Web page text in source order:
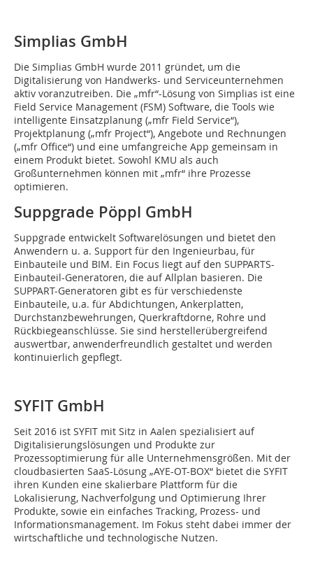
Simplias GmbH
Die Simplias GmbH wurde 2011 gründet, um die
Digitalisierung von Handwerks- und Serviceunternehmen
aktiv voranzutreiben. Die „mfr“-Lösung von Simplias ist eine
Field Service Management (FSM) Software, die Tools wie
intelligente Einsatzplanung („mfr Field Service“),
Projektplanung („mfr Project“), Angebote und Rechnungen
(„mfr Office“) und eine umfangreiche App gemeinsam in
einem Produkt bietet. Sowohl KMU als auch
Großunternehmen können mit „mfr“ ihre Prozesse
optimieren.
Suppgrade Pöppl GmbH
Suppgrade entwickelt Softwarelösungen und bietet den
Anwendern u. a. Support für den Ingenieurbau, für
Einbauteile und BIM. Ein Focus liegt auf den SUPPARTS-
Einbauteil-Generatoren, die auf Allplan basieren. Die
SUPPART-Generatoren gibt es für verschiedenste
Einbauteile, u.a. für Abdichtungen, Ankerplatten,
Durchstanzbewehrungen, Querkraftdorne, Rohre und
Rückbiegeanschlüsse. Sie sind herstellerübergreifend
auswertbar, anwenderfreundlich gestaltet und werden
kontinuierlich gepflegt.
SYFIT GmbH
Seit 2016 ist SYFIT mit Sitz in Aalen spezialisiert auf
Digitalisierungslösungen und Produkte zur
Prozessoptimierung für alle Unternehmensgrößen. Mit der
cloudbasierten SaaS-Lösung „AYE-OT-BOX“ bietet die SYFIT
ihren Kunden eine skalierbare Plattform für die
Lokalisierung, Nachverfolgung und Optimierung Ihrer
Produkte, sowie ein einfaches Tracking, Prozess- und
Informationsmanagement. Im Fokus steht dabei immer der
wirtschaftliche und technologische Nutzen.